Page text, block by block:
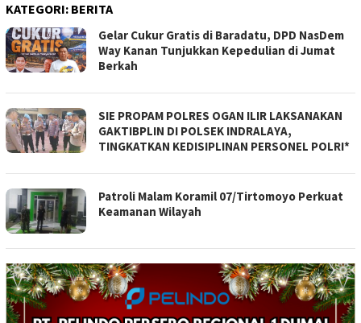
KATEGORI: BERITA
Gelar Cukur Gratis di Baradatu, DPD NasDem
Way Kanan Tunjukkan Kepedulian di Jumat
Berkah
SIE PROPAM POLRES OGAN ILIR LAKSANAKAN
GAKTIBPLIN DI POLSEK INDRALAYA,
TINGKATKAN KEDISIPLINAN PERSONEL POLRI*
Patroli Malam Koramil 07/Tirtomoyo Perkuat
Keamanan Wilayah